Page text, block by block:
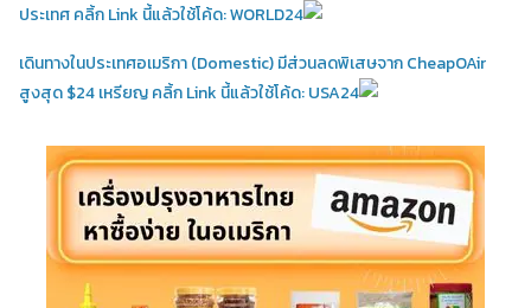
ประเทศ คลิ้ก Link นี้แล้วใช้โค้ด: WORLD24
เดินทางในประเทศอเมริกา (Domestic)มีส่วนลดพิเสษจาก CheapOAir
สูงสุด $24 เหรียญ คลิ้ก Link นี้แล้วใช้โค้ด: USA24